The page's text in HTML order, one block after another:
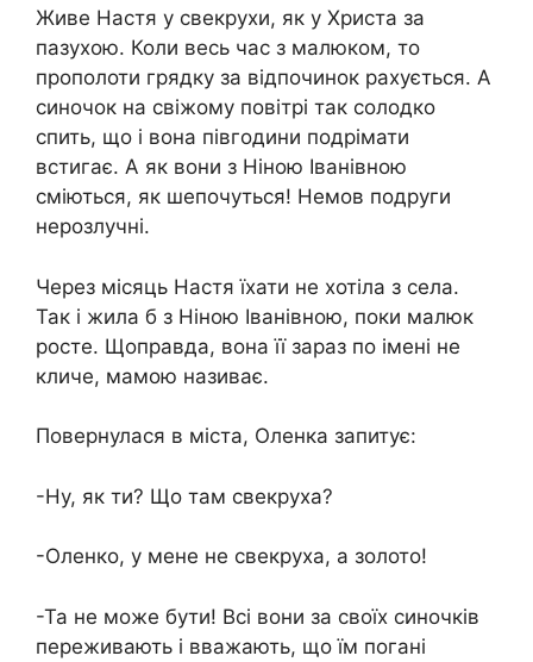
Живе Настя у свекрухи, як у Христа за
пазухою. Коли весь час з малюком, то
прополоти грядку за відпочинок рахується. А
синочок на свіжому повітрі так солодко
спить, що і вона півгодини подрімати
встигає. А як вони з Ніною Іванівною
сміються, як шепочуться! Немов подруги
нерозлучні.
Через місяць Настя їхати не хотіла з села.
Так і жила б з Ніною Іванівною, поки малюк
росте. Щоправда, вона її зараз по імені не
кличе, мамою називає.
Повернулася в міста, Оленка запитує:
-Ну, як ти? Що там свекруха?
-Оленко, у мене не свекруха, а золото!
-Та не може бути! Всі вони за своїх синочків
переживають і вважають, що їм погані